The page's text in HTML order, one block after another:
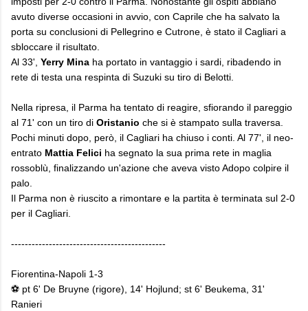
avuto diverse occasioni in avvio, con Caprile che ha salvato la
porta su conclusioni di Pellegrino e Cutrone, è stato il Cagliari a
sbloccare il risultato.
Al 33', Yerry Mina ha portato in vantaggio i sardi, ribadendo in
rete di testa una respinta di Suzuki su tiro di Belotti.
Nella ripresa, il Parma ha tentato di reagire, sfiorando il pareggio
al 71' con un tiro di Oristanio che si è stampato sulla traversa.
Pochi minuti dopo, però, il Cagliari ha chiuso i conti. Al 77', il neo-
entrato Mattia Felici ha segnato la sua prima rete in maglia
rossoblù, finalizzando un'azione che aveva visto Adopo colpire il
palo.
Il Parma non è riuscito a rimontare e la partita è terminata sul 2-0
per il Cagliari.
---------------------------------------------
Fiorentina-Napoli 1-3
⚽ pt 6' De Bruyne (rigore), 14' Hojlund; st 6' Beukema, 31'
Ranieri